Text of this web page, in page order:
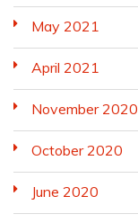
May 2021
April 2021
November 2020
October 2020
June 2020